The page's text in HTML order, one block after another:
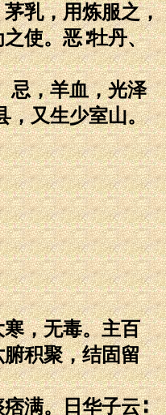
乳，用炼服之，
使。恶∶牡丹、
忌，羊血，光泽
，又生少室山。
，无毒。主百
积聚，结固留
满。日华子云∶